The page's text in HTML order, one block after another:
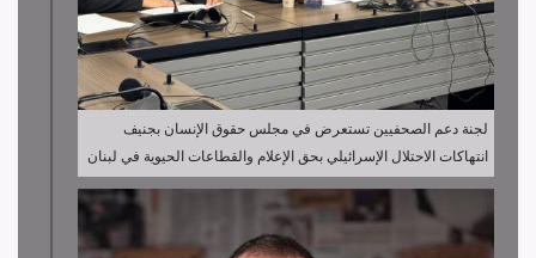
لجنة دعم الصحفيين تستعرض في مجلس حقوق الإنسان بجنيف
انتهاكات الاحتلال الإسرائيلي بحق الإعلام والقطاعات الحيوية في لبنان